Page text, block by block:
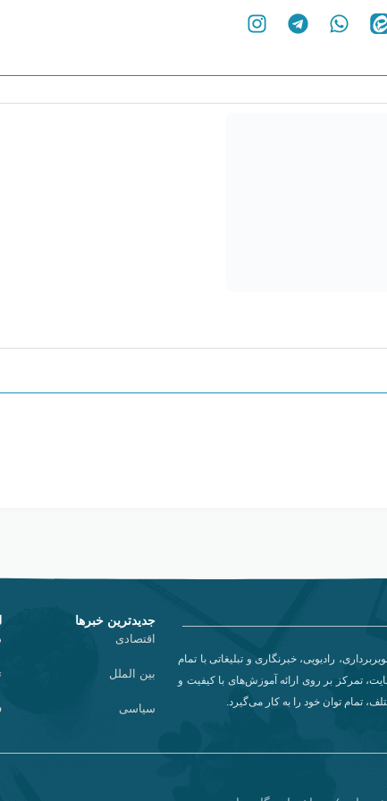
رادیویی، خبرنگاری و تبلیغاتی با تمام
تمرکز بر روی ارائه آموزش‌های با کیفیت و
تمام توان خود را به کار می‌گیرد.
جدیدترین خبرها
اقتصادی
بین الملل
سیاسی